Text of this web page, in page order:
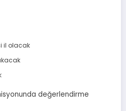
il olacak
değerlendirme